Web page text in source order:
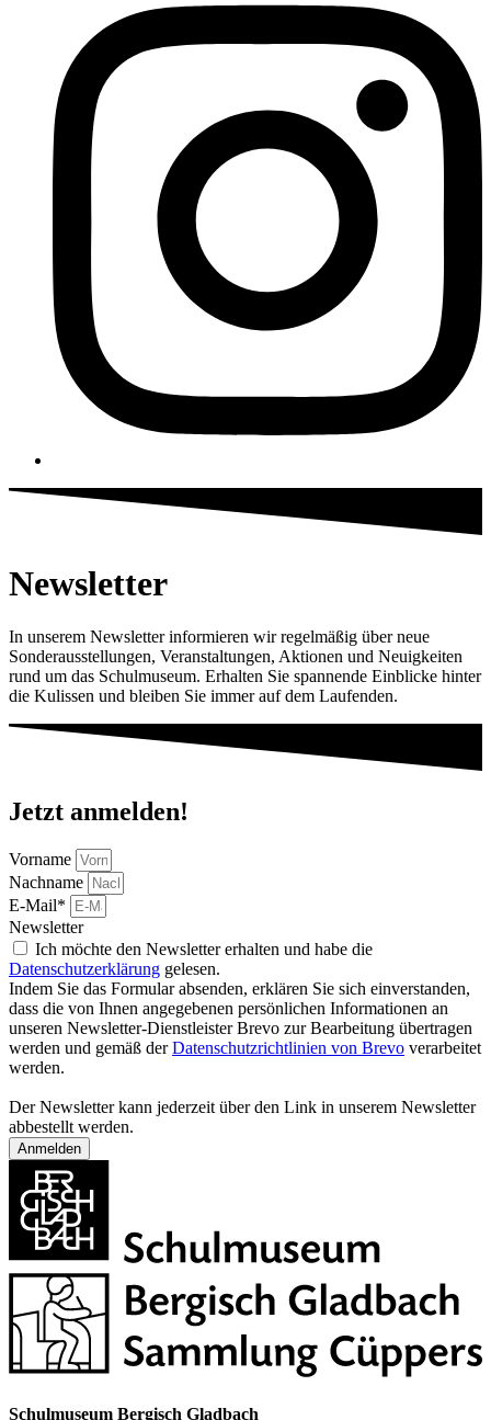
Newsletter
In unserem Newsletter informieren wir regelmäßig über neue
Sonderausstellungen, Veranstaltungen, Aktionen und Neuigkeiten
rund um das Schulmuseum. Erhalten Sie spannende Einblicke hinter
die Kulissen und bleiben Sie immer auf dem Laufenden.
Jetzt anmelden!
Vorname
Nachname
E-Mail*
Newsletter
Ich möchte den Newsletter erhalten und habe die
Datenschutzerklärung gelesen.
Indem Sie das Formular absenden, erklären Sie sich einverstanden,
dass die von Ihnen angegebenen persönlichen Informationen an
unseren Newsletter-Dienstleister Brevo zur Bearbeitung übertragen
werden und gemäß derDatenschutzrichtlinien von Brevo verarbeitet
werden.
Der Newsletter kann jederzeit über den Link in unserem Newsletter
abbestellt werden.
Anmelden
Schulmuseum Bergisch Gladbach